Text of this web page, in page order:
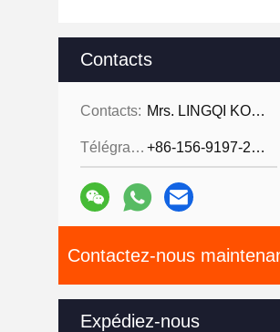
Contacts
Contacts: Mrs. LINGQI KONG
Télégramme: +86-156-9197-2150
Contactez-nous
Expédiez-nous